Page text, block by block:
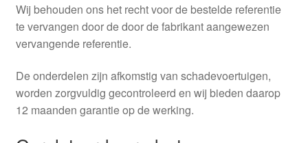
Wij behouden ons het recht voor de bestelde referentie
te vervangen door de door de fabrikant aangewezen
vervangende referentie.
De onderdelen zijn afkomstig van schadevoertuigen,
worden zorgvuldig gecontroleerd en wij bieden daarop
12 maanden garantie op de werking.